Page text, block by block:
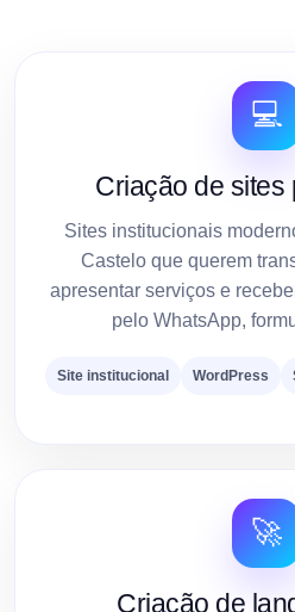
💻
Criação de sites
Sites institucionais
Castelo que querem
apresentar serviços e
pelo WhatsApp,
Site institucional WordPress
🚀
Criação de